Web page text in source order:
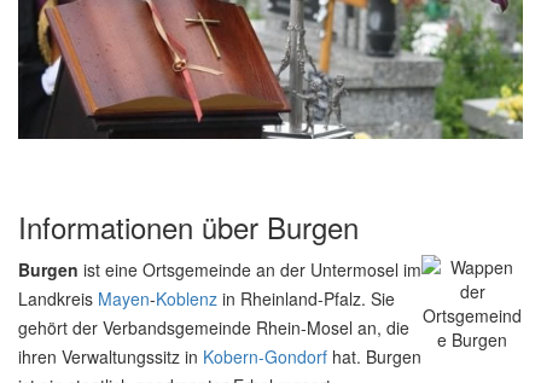
Informationen über Burgen
Burgen ist eine Ortsgemeinde an der Untermosel im
Landkreis Mayen-Koblenz in Rheinland-Pfalz. Sie
gehört der Verbandsgemeinde Rhein-Mosel an, die
ihren Verwaltungssitz in Kobern-Gondorf hat. Burgen